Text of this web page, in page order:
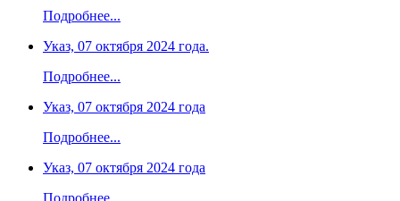
Подробнее...
Указ, 07 октября 2024 года.
Подробнее...
Указ, 07 октября 2024 года
Подробнее...
Указ, 07 октября 2024 года
Подробнее...